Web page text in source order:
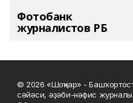
Фотобанк
журналистов РБ
© 2026 «Шоңҡар» -
сәйәси, әҙәби-нәфис журналы